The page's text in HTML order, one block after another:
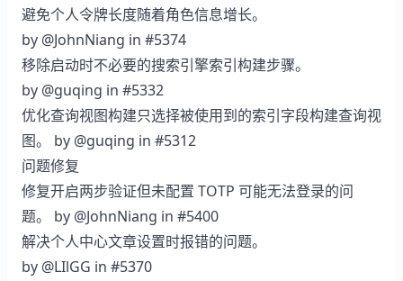
避免个人令牌长度随着角色信息增长。
by @JohnNiang in #5374
移除启动时不必要的搜索引擎索引构建步骤。
by @guqing in #5332
优化查询视图构建只选择被使用到的索引字段构建查询视
图。 by @guqing in #5312
问题修复
修复开启两步验证但未配置 TOTP 可能无法登录的问
题。 by @JohnNiang in #5400
解决个人中心文章设置时报错的问题。
by @LIlGG in #5370